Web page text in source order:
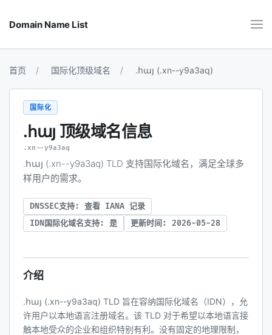
Domain Name List
首页 国际化顶级域名 .հայ (.xn--y9a3aq)
国际化
.հայ 顶级域名信息
.xn--y9a3aq
.հայ (.xn--y9a3aq) TLD 支持国际化域名，满足全球多
样用户的需求。
DNSSEC支持: 查看 IANA 记录
IDN国际化域名支持: 是
更新时间: 2026-05-28
介绍
.հայ (.xn--y9a3aq) TLD 旨在容纳国际化域名（IDN），允
许用户以本地语言注册域名。该 TLD 对于希望以本地语言接
触本地受众的企业和组织特别有利。没有固定的地理限制，